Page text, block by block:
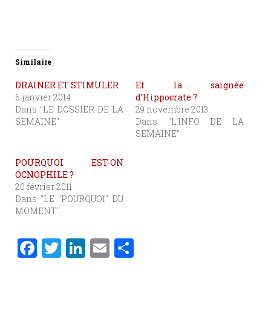
Similaire
DRAINER ET STIMULER
6 janvier 2014
Dans "LE DOSSIER DE LA
SEMAINE"
Et la saignée
d’Hippocrate ?
29 novembre 2013
Dans "L'INFO DE LA
SEMAINE"
POURQUOI EST-ON
OCNOPHILE ?
20 février 2011
Dans "LE "POURQUOI" DU
MOMENT"
F T Li E